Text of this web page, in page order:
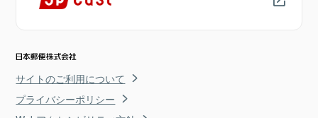
サイトのご利用について
プライバシーポリシー